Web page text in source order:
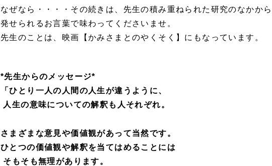
なぜなら・・・・その続きは、先生の積み重ねられた研究のなかから
発せられるお言葉で味わってくださいませ。
先生のことは、映画【かみさまとのやくそく】にもなっています。
*先生からのメッセージ*
「ひとり一人の人間の人生が違うように、
人生の意味についての解釈も人それぞれ。
さまざまな意見や価値観があって当然です。
ひとつの価値観や解釈を当てはめることには
そもそも無理があります。